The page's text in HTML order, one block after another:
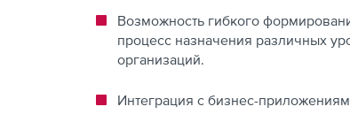
Возможность гибкого
процесс назначения различных
организаций.
Интеграция с бизнес-